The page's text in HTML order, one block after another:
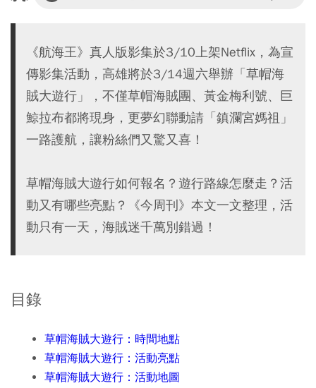
《航海王》真人版影集於3/10上架Netflix，為宣
傳影集活動，高雄將於3/14週六舉辦「草帽海
賊大遊行」，不僅草帽海賊團、黃金梅利號、巨
鯨拉布都將現身，更夢幻聯動請「鎮瀾宮媽祖」
一路護航，讓粉絲們又驚又喜！
草帽海賊大遊行如何報名？遊行路線怎麼走？活
動又有哪些亮點？《今周刊》本文一文整理，活
動只有一天，海賊迷千萬別錯過！
目錄
草帽海賊大遊行：時間地點
草帽海賊大遊行：活動亮點
草帽海賊大遊行：活動地圖